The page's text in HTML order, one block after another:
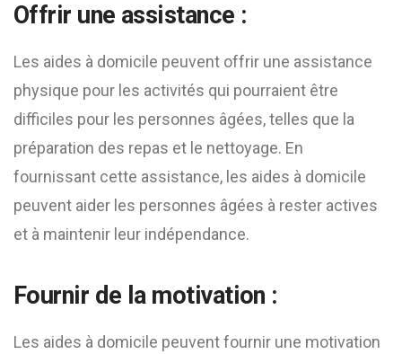
Offrir une assistance :
Les aides à domicile peuvent offrir une assistance
physique pour les activités qui pourraient être
difficiles pour les personnes âgées, telles que la
préparation des repas et le nettoyage. En
fournissant cette assistance, les aides à domicile
peuvent aider les personnes âgées à rester actives
et à maintenir leur indépendance.
Fournir de la motivation :
Les aides à domicile peuvent fournir une motivation